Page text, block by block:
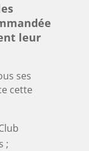
leur
ses
cette
;